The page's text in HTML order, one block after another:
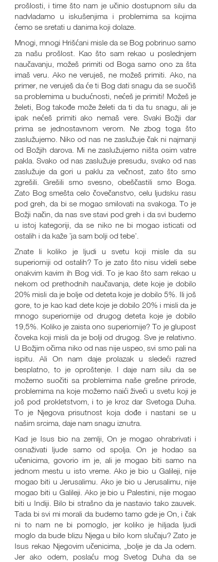
prošlosti, i time što nam je učinio dostupnom silu da
nadvladamo u iskušenjima i problemima sa kojima
ćemo se sretati u danima koji dolaze.
Mnogi, mnogi Hrišćani misle da se Bog pobrinuo samo
za našu prošlost. Kao što sam rekao u poslednjem
naučavanju, možeš primiti od Boga samo ono za šta
imaš veru. Ako ne veruješ, ne možeš primiti. Ako, na
primer, ne veruješ da će ti Bog dati snagu da se suočiš
sa problemima u budućnosti, nećeš je primiti! Možeš je
želeti, Bog takođe može želeti da ti da tu snagu, ali je
ipak nećeš primiti ako nemaš vere. Svaki Božji dar
prima se jednostavnom verom. Ne zbog toga što
zaslužujemo. Niko od nas ne zaslužuje čak ni najmanji
od Božjih darova. Mi ne zaslužujemo ništa osim vatre
pakla. Svako od nas zaslužuje presudu, svako od nas
zaslužuje da gori u paklu za večnost, zato što smo
zgrešili. Grešili smo svesno, obeščastili smo Boga.
Zato Bog smešta celo čovečanstvo, celu ljudsku rasu
pod greh, da bi se mogao smilovati na svakoga. To je
Božji način, da nas sve stavi pod greh i da svi budemo
u istoj kategoriji, da se niko ne bi mogao isticati od
ostalih i da kaže ’ja sam bolji od tebe’.
Znate li koliko je ljudi u svetu koji misle da su
superiorniji od ostalih? To je zato što nisu videli sebe
onakvim kavim ih Bog vidi. To je kao što sam rekao u
nekom od prethodnih naučavanja, dete koje je dobilo
20% misli da je bolje od deteta koje je dobilo 5%. Ili još
gore, to je kao kad dete koje je dobilo 20% i misli da je
mnogo superiornije od drugog deteta koje je dobilo
19,5%. Koliko je zaista ono superiornije? To je glupost
čoveka koji misli da je bolji od drugog. Sve je relativno.
U Božjim očima niko od nas nije uspeo, svi smo pali na
ispitu. Ali On nam daje prolazak u sledeći razred
besplatno, to je oproštenje. I daje nam silu da se
možemo suočiti sa problemima naše grešne prirode,
problemima na koje možemo naići živeći u svetu koji je
još pod prokletstvom, i to je kroz dar Svetoga Duha.
To je Njegova prisutnost koja dođe i nastani se u
našim srcima, daje nam snagu iznutra.
Kad je Isus bio na zemlji, On je mogao ohrabrivati i
osnaživati ljude samo od spolja. On je hodao sa
učenicima, govorio im je, ali je mogao biti samo na
jednom mestu u isto vreme. Ako je bio u Galileji, nije
mogao biti u Jerusalimu. Ako je bio u Jerusalimu, nije
mogao biti u Galileji. Ako je bio u Palestini, nije mogao
biti u Indiji. Bilo bi strašno da je nastavio tako zauvek.
Tada bi svi mi morali da budemo tamo gde je On, i čak
ni to nam ne bi pomoglo, jer koliko je hiljada ljudi
moglo da bude blizu Njega u bilo kom slučaju? Zato je
Isus rekao Njegovim učenicima, „bolje je da Ja odem.
Jer ako odem, poslaću mog Svetog Duha da se